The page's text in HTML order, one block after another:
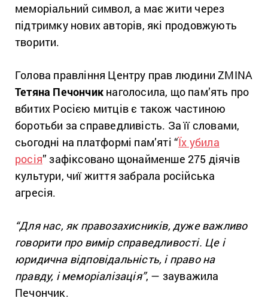
меморіальний символ, а має жити через
підтримку нових авторів, які продовжують
творити.
Голова правління Центру прав людини ZMINA
Тетяна Печончик наголосила, що пам’ять про
вбитих Росією митців є також частиною
боротьби за справедливість. За її словами,
сьогодні на платформі пам’яті “Їх убила
росія” зафіксовано щонайменше 275 діячів
культури, чиї життя забрала російська
агресія.
“Для нас, як правозахисників, дуже важливо
говорити про вимір справедливості. Це і
юридична відповідальність, і право на
правду, і меморіалізація”, — зауважила
Печончик.